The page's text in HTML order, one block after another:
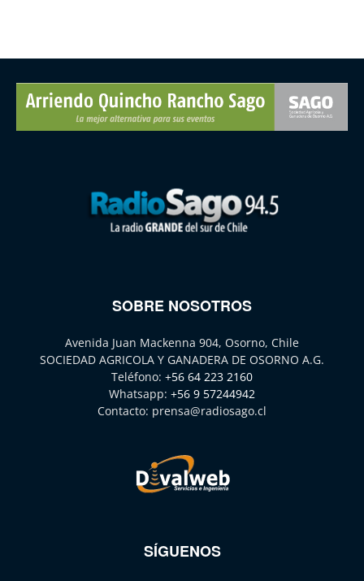
SOBRE NOSOTROS
Avenida Juan Mackenna 904, Osorno, Chile
SOCIEDAD AGRICOLA Y GANADERA DE OSORNO A.G.
Teléfono: +56 64 223 2160
Whatsapp: +56 9 57244942
Contacto: prensa@radiosago.cl
SÍGUENOS